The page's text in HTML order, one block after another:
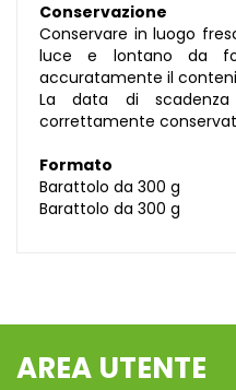
Conservazione
Conservare in luogo
luce e lontano da
accuratamente il
La data di
correttamente
Formato
Barattolo da 300 g
Barattolo da 300 g
AREA UTENTE